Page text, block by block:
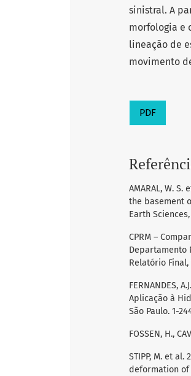
sinistral. A
morfologia e
lineação de
movimento
PDF
AMARAL, W.
the basement
Earth Sciences,
CPRM –
Departamento
Relatório Final,
FERNANDES,
Aplicação à
São Paulo. 1-
FOSSEN, H.,
STIPP, M. et
deformation of